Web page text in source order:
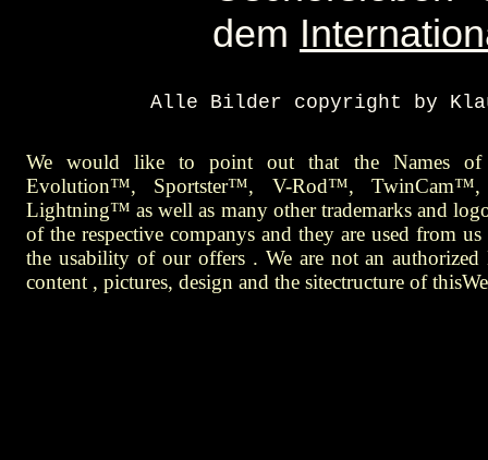
dem
Alle Bilder copyright by
We would like to point out that the Names
Evolution™, Sportster™, V-Rod™,
Lightning™ as well as many other trademarks and
of the respective companys and they are used from
the usability of our offers . We are not an
content , pictures, design and the sitectructure of